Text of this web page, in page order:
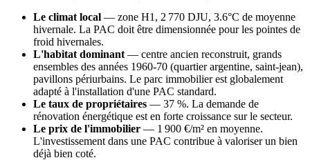
Le climat local — zone H1, 2 770 DJU, 3.6°C de moyenne
hivernale. La PAC doit être dimensionnée pour les pointes de
froid hivernales.
L'habitat dominant — centre ancien reconstruit, grands
ensembles des années 1960-70 (quartier argentine, saint-jean),
pavillons périurbains. Le parc immobilier est globalement
adapté à l'installation d'une PAC standard.
Le taux de propriétaires — 37 %. La demande de
rénovation énergétique est en forte croissance sur le secteur.
Le prix de l'immobilier — 1 900 €/m² en moyenne.
L'investissement dans une PAC contribue à valoriser un bien
déjà bien coté.